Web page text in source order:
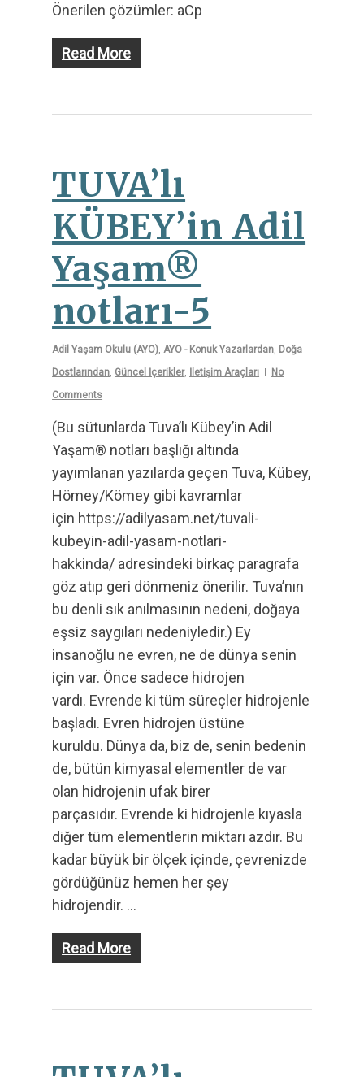
Önerilen çözümler: aCp
Read More
TUVA’lı
KÜBEY’in Adil
Yaşam®
notları-5
Adil Yaşam Okulu (AYO) AYO - Konuk Yazarlardan Doğa
Dostlarından Güncel İçerikler, İletişim Araçları
No
Comments
(Bu sütunlarda Tuva’lı Kübey’in Adil
Yaşam® notları başlığı altında
yayımlanan yazılarda geçen Tuva, Kübey,
Hömey/Kömey gibi kavramlar
için https://adilyasam.net/tuvali-
kubeyin-adil-yasam-notlari-
hakkinda/ adresindeki birkaç paragrafa
göz atıp geri dönmeniz önerilir. Tuva’nın
bu denli sık anılmasının nedeni, doğaya
eşsiz saygıları nedeniyledir.) Ey
insanoğlu ne evren, ne de dünya senin
için var. Önce sadece hidrojen
vardı. Evrende ki tüm süreçler hidrojenle
başladı. Evren hidrojen üstüne
kuruldu. Dünya da, biz de, senin bedenin
de, bütün kimyasal elementler de var
olan hidrojenin ufak birer
parçasıdır. Evrende ki hidrojenle kıyasla
diğer tüm elementlerin miktarı azdır. Bu
kadar büyük bir ölçek içinde, çevrenizde
gördüğünüz hemen her şey
hidrojendir. …
Read More